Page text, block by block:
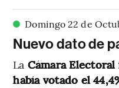
Domingo 22 de
Nuevo dato de
La Cámara
había votado el